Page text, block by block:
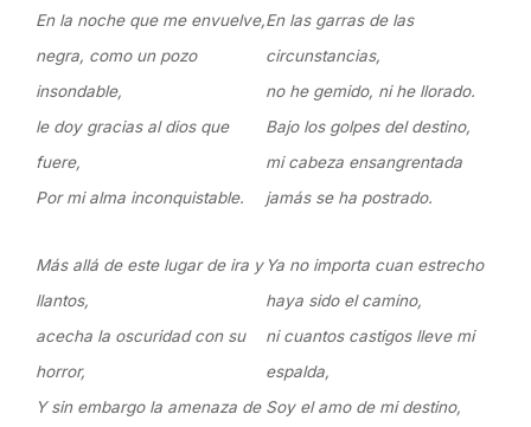
En la noche que me envuelve,
negra, como un pozo
insondable,
le doy gracias al dios que
fuere,
Por mi alma inconquistable.
En las garras de las
circunstancias,
no he gemido, ni he llorado.
Bajo los golpes del destino,
mi cabeza ensangrentada
jamás se ha postrado.
Más allá de este lugar de ira y
llantos,
acecha la oscuridad con su
horror,
Y sin embargo la amenaza de
Ya no importa cuan estrecho
haya sido el camino,
ni cuantos castigos lleve mi
espalda,
Soy el amo de mi destino,